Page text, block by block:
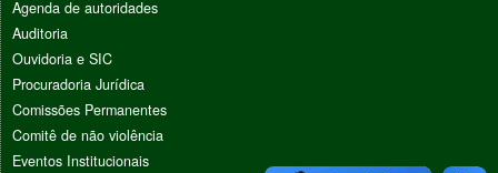
Agenda de autoridades
Auditoria
Ouvidoria e SIC
Procuradoria Jurídica
Comissões Permanentes
Comitê de não violência
Eventos Institucionais